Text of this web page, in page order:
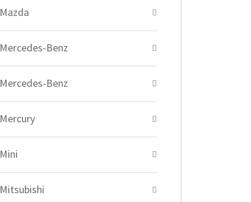
Mazda
Mercedes-Benz
Mercedes-Benz
Mercury
Mini
Mitsubishi